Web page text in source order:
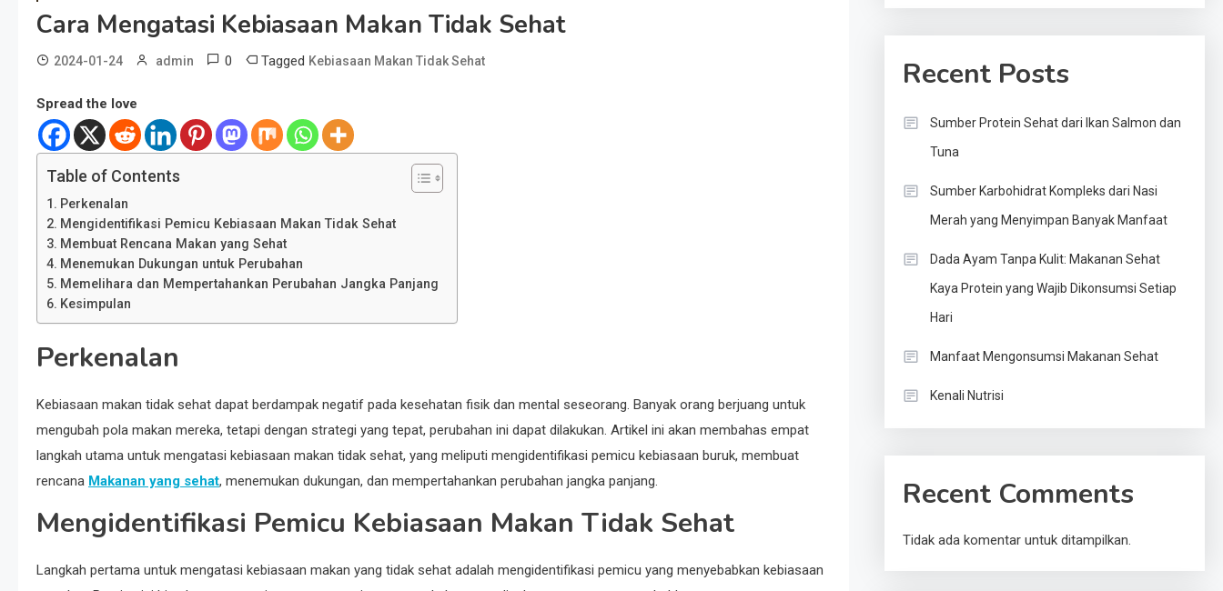
Cara Mengatasi Kebiasaan Makan Tidak Sehat
2024-01-24 admin 0 Tagged Kebiasaan Makan Tidak Sehat
Spread the love
Table of Contents
Perkenalan
Mengidentifikasi Pemicu Kebiasaan Makan Tidak Sehat
Membuat Rencana Makan yang Sehat
Menemukan Dukungan untuk Perubahan
Memelihara dan Mempertahankan Perubahan Jangka Panjang
Kesimpulan
Perkenalan
Kebiasaan makan tidak sehat dapat berdampak negatif pada kesehatan fisik dan mental seseorang. Banyak orang berjuang untuk
mengubah pola makan mereka, tetapi dengan strategi yang tepat, perubahan ini dapat dilakukan. Artikel ini akan membahas empat
langkah utama untuk mengatasi kebiasaan makan tidak sehat, yang meliputi mengidentifikasi pemicu kebiasaan buruk, membuat
rencana Makanan yang sehat, menemukan dukungan, dan mempertahankan perubahan jangka panjang.
Mengidentifikasi Pemicu Kebiasaan Makan Tidak Sehat
Langkah pertama untuk mengatasi kebiasaan makan yang tidak sehat adalah mengidentifikasi pemicu yang menyebabkan kebiasaan
Recent Posts
Sumber Protein Sehat dari Ikan Salmon dan
Tuna
Sumber Karbohidrat Kompleks dari Nasi
Merah yang Menyimpan Banyak Manfaat
Dada Ayam Tanpa Kulit: Makanan Sehat
Kaya Protein yang Wajib Dikonsumsi Setiap
Hari
Manfaat Mengonsumsi Makanan Sehat
Kenali Nutrisi
Recent Comments
Tidak ada komentar untuk ditampilkan.